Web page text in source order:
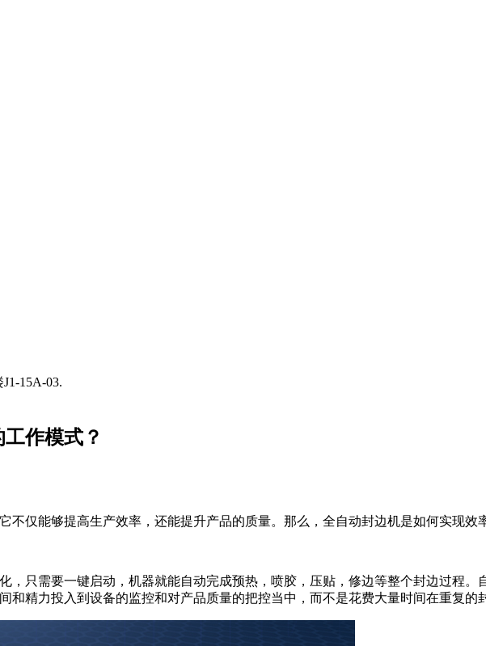
15A-03.
作模式？
不仅能够提高生产效率，还能提升产品的质量。那么，全自动封边机是如何实现效
，只需要一键启动，机器就能自动完成预热，喷胶，压贴，修边等整个封边过程。
精力投入到设备的监控和对产品质量的把控当中，而不是花费大量时间在重复的